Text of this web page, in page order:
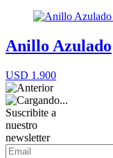
Anillo Azulado
USD 1.900
Suscribite a
nuestro
newsletter